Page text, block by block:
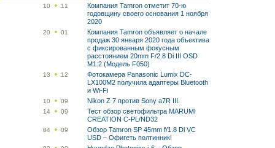
10 11
Компания Tamron отметит 70-ю
годовщину своего основания 1 ноября
2020
20 01
Компания Tamron объявляет о начале
продаж 30 января 2020 года объектива
с фиксированным фокусным
расстоянием 20mm F/2.8 Di III OSD
M1:2 (Модель F050)
13 12
Фотокамера Panasonic Lumix DC-
LX100M2 получила адаптеры Bluetooth
и Wi-Fi
10 09 Nikon Z 7 против Sony a7R III.
14 09
Тест обзор светофильтра MARUMI
CREATION C-PL/ND32
04 09
Обзор Tamron SP 45mm f/1.8 Di VC
USD – Офигеть полтинник!